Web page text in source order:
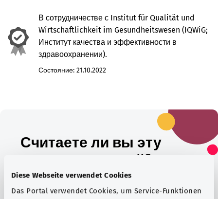
Diese Webseite verwendet Cookies
Das Portal verwendet Cookies, um Service-Funktionen
В сотрудничестве с Institut für Qualität und
Wirtschaftlichkeit im Gesundheitswesen (IQWiG;
Институт качества и эффективности в
здравоохранении).
Состояние: 21.10.2022
Считаете ли вы эту
статью полезной?
Да